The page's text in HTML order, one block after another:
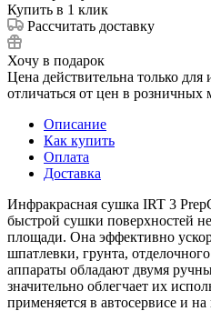
Купить в 1 клик
Рассчитать доставку
Хочу в подарок
Цена действительна только
отличаться от цен в розничных
Описание
Как купить
Оплата
Доставка
Инфракрасная сушка IRT 3
быстрой сушки поверхностей
площади. Она эффективно
шпатлевки, грунта,
аппараты обладают двумя
значительно облегчает их
применяется в автосервисе и на